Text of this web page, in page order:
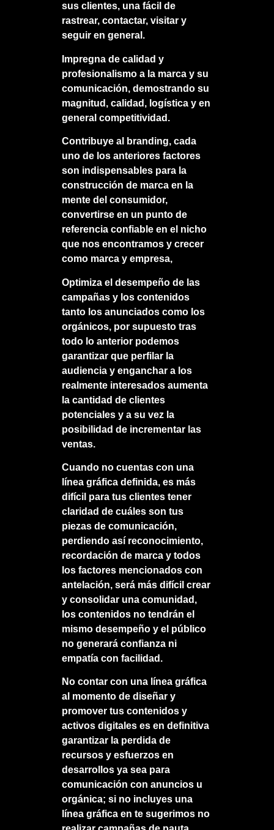
sus clientes, una fácil de
rastrear, contactar, visitar y
seguir en general.
Impregna de calidad y
profesionalismo a la marca y su
comunicación, demostrando su
magnitud, calidad, logística y en
general competitividad.
Contribuye al branding, cada
uno de los anteriores factores
son indispensables para la
construcción de marca en la
mente del consumidor,
convertirse en un punto de
referencia confiable en el nicho
que nos encontramos y crecer
como marca y empresa,
Optimiza el desempeño de las
campañas y los contenidos
tanto los anunciados como los
orgánicos, por supuesto tras
todo lo anterior podemos
garantizar que perfilar la
audiencia y enganchar a los
realmente interesados aumenta
la cantidad de clientes
potenciales y a su vez la
posibilidad de incrementar las
ventas.
Cuando no cuentas con una
línea gráfica definida, es más
difícil para tus clientes tener
claridad de cuáles son tus
piezas de comunicación,
perdiendo así reconocimiento,
recordación de marca y todos
los factores mencionados con
antelación, será más difícil crear
y consolidar una comunidad,
los contenidos no tendrán el
mismo desempeño y el público
no generará confianza ni
empatía con facilidad.
No contar con una línea gráfica
al momento de diseñar y
promover tus contenidos y
activos digitales es en definitiva
garantizar la perdida de
recursos y esfuerzos en
desarrollos ya sea para
comunicación con anuncios u
orgánica; si no incluyes una
línea gráfica en te sugerimos no